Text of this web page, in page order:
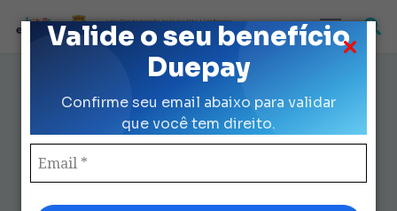
Valide o seu benefício
Duepay
Confirme seu email abaixo para validar
que você tem direito.
Loja Credenciada para auxilio Uniforme
e Kit Escolar da Prefeitura de São Paulo
Como aproveitar seu Kit de
Escola ao máximo: dicas
essenciais